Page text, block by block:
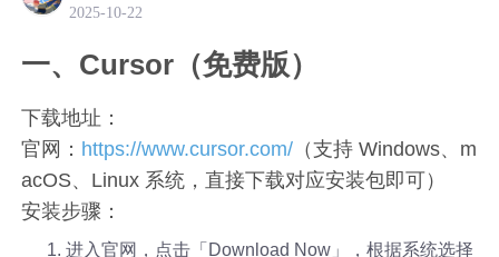
2025-10-22
一、Cursor（免费版）
下载地址：
官网： https://www.cursor.com/ （支持 Windows、m
acOS、Linux 系统，直接下载对应安装包即可）
安装步骤：
进入官网，点击「Download Now」，根据系统选择